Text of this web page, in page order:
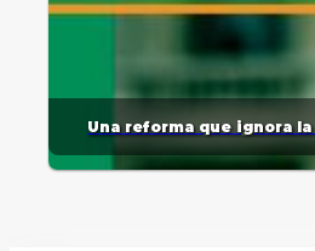
Una reforma que ignora